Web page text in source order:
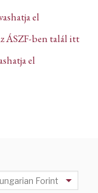
el
ÁSZF-ben talál itt
el